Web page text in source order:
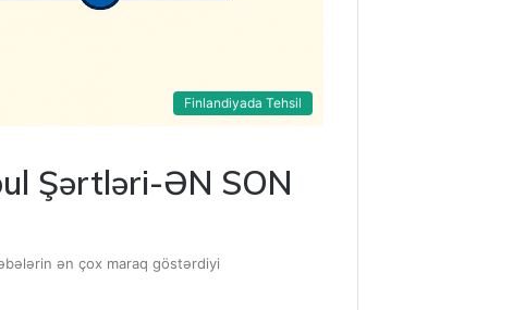
Finlandiyada Tehsil
Şərtləri-ƏN SON
ən çox maraq göstərdiyi